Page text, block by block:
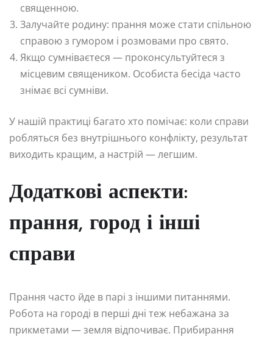
священною.
Залучайте родину: прання може стати спільною
справою з гумором і розмовами про свято.
Якщо сумніваєтеся — проконсультуйтеся з
місцевим священиком. Особиста бесіда часто
знімає всі сумніви.
У нашій практиці багато хто помічає: коли справи
робляться без внутрішнього конфлікту, результат
виходить кращим, а настрій — легшим.
Додаткові аспекти:
прання, город і інші
справи
Прання часто йде в парі з іншими питаннями.
Робота на городі в перші дні теж небажана за
прикметами — земля відпочиває. Прибирання